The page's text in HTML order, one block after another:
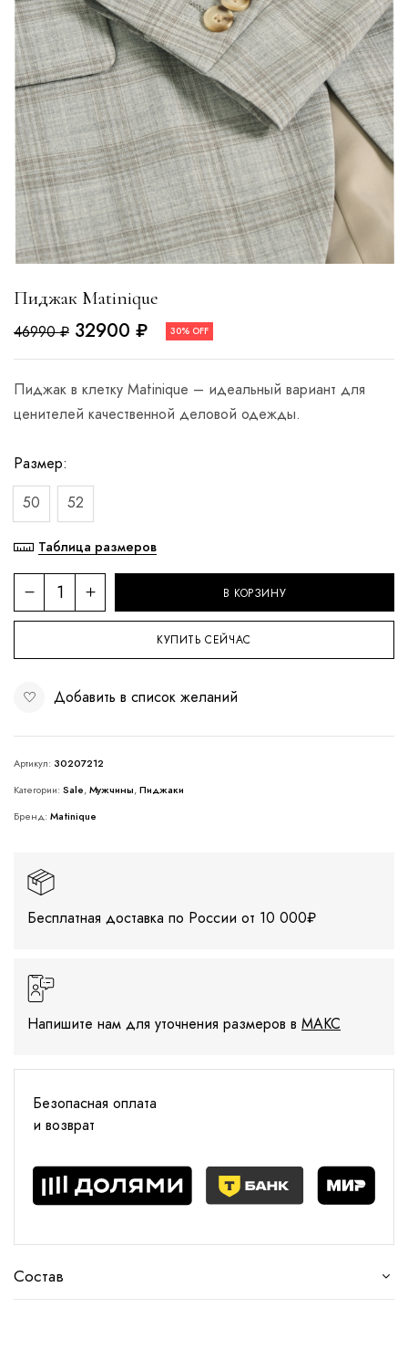
Пиджак Matinique
46990₽ 32900 ₽ 30% OFF
Пиджак в клетку Matinique – идеальный вариант для
ценителей качественной деловой одежды.
Размер
50
52
Таблица размеров
В КОРЗИНУ
КУПИТЬ СЕЙЧАС
Добавить в список желаний
Артикул: 30207212
Категории: Sale, Мужчины, Пиджаки
Бренд: Matinique
Бесплатная доставка по России от 10 000₽
Напишите нам для уточнения размеров в МАКС
Безопасная оплата
и возврат
Состав